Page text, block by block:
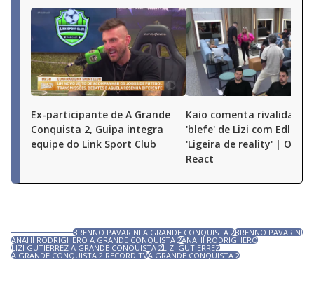
Ex-participante de A Grande
Conquista 2, Guipa integra
equipe do Link Sport Club
Kaio comenta rivalidade e
'blefe' de Lizi com Edlaine:
'Ligeira de reality' | O
React
BRENNO PAVARINI A GRANDE CONQUISTA 2BRENNO PAVARINI
ANAHÍ RODRIGHERO A GRANDE CONQUISTA 2ANAHÍ RODRIGHERO
LIZI GUTIERREZ A GRANDE CONQUISTA 2LIZI GUTIERREZ
A GRANDE CONQUISTA 2 RECORD TVA GRANDE CONQUISTA 2